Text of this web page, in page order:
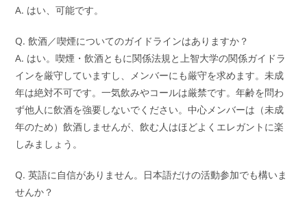
A. はい、可能です。
Q. 飲酒／喫煙についてのガイドラインはありますか？
A. はい。喫煙・飲酒ともに関係法規と上智大学の関係ガイドラ
インを厳守していますし、メンバーにも厳守を求めます。未成
年は絶対不可です。一気飲みやコールは厳禁です。年齢を問わ
ず他人に飲酒を強要しないでください。中心メンバーは（未成
年のため）飲酒しませんが、飲む人はほどよくエレガントに楽
しみましょう。
Q. 英語に自信がありません。日本語だけの活動参加でも構いま
せんか？